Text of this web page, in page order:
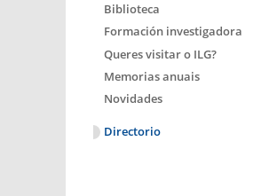
Biblioteca
Formación investigadora
Queres visitar o ILG?
Memorias anuais
Novidades
Directorio